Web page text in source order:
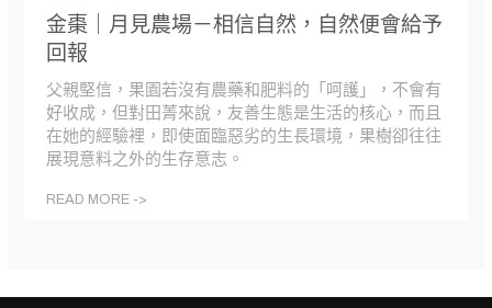
金棗｜月見農場－相信自然，自然便會給予
回報
父親堅信，果園若沒有農藥和肥料的「呵護」，不會有
好收成，但對田菁來說，友善生態是生活的核心，而且
在她的經驗裡，即使面臨惡劣的生長環境，果樹卻往往
展現意料之外的生存意志。
READ MORE ->